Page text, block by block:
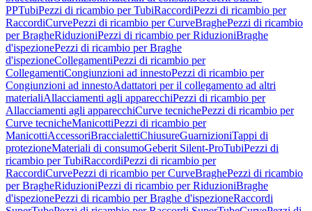
PPTubiPezzi di ricambio per TubiRaccordiPezzi di ricambio per
RaccordiCurvePezzi di ricambio per CurveBraghePezzi di ricambio
per BragheRiduzioniPezzi di ricambio per RiduzioniBraghe
d'ispezionePezzi di ricambio per Braghe
d'ispezioneCollegamentiPezzi di ricambio per
CollegamentiCongiunzioni ad innestoPezzi di ricambio per
Congiunzioni ad innestoAdattatori per il collegamento ad altri
materialiAllacciamenti agli apparecchiPezzi di ricambio per
Allacciamenti agli apparecchiCurve tecnichePezzi di ricambio per
Curve tecnicheManicottiPezzi di ricambio per
ManicottiAccessoriBraccialettiChiusureGuarnizioniTappi di
protezioneMateriali di consumoGeberit Silent-ProTubiPezzi di
ricambio per TubiRaccordiPezzi di ricambio per
RaccordiCurvePezzi di ricambio per CurveBraghePezzi di ricambio
per BragheRiduzioniPezzi di ricambio per RiduzioniBraghe
d'ispezionePezzi di ricambio per Braghe d'ispezioneRaccordi